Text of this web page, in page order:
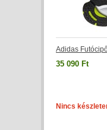
Adidas
35 090 Ft
Nincs